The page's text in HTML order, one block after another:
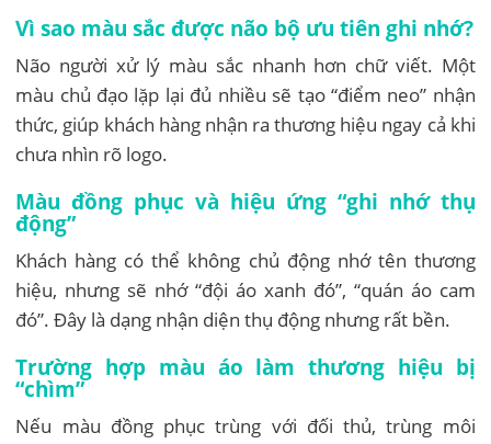
Vì sao màu sắc được não bộ ưu tiên ghi nhớ?
Não người xử lý màu sắc nhanh hơn chữ viết. Một
màu chủ đạo lặp lại đủ nhiều sẽ tạo “điểm neo” nhận
thức, giúp khách hàng nhận ra thương hiệu ngay cả khi
chưa nhìn rõ logo.
Màu đồng phục và hiệu ứng “ghi nhớ thụ
động”
Khách hàng có thể không chủ động nhớ tên thương
hiệu, nhưng sẽ nhớ “đội áo xanh đó”, “quán áo cam
đó”. Đây là dạng nhận diện thụ động nhưng rất bền.
Trường hợp màu áo làm thương hiệu bị
“chìm”
Nếu màu đồng phục trùng với đối thủ, trùng môi